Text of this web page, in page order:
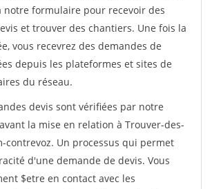
notre formulaire pour recevoir des
et trouver des chantiers. Une fois la
vous recevrez des demandes de
depuis les plateformes et sites de
du réseau.
devis sont vérifiées par notre
la mise en relation à Trouver-des-
contrevoz. Un processus qui permet
d'une demande de devis. Vous
$etre en contact avec les